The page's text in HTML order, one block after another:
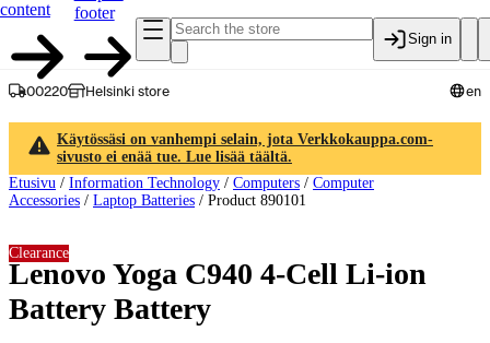
content
footer
Sign in
00220 Helsinki store en
Käytössäsi on vanhempi selain, jota Verkkokauppa.com-
sivusto ei enää tue. Lue lisää täältä.
Etusivu / Information Technology / Computers / Computer
Accessories / Laptop Batteries / Product 890101
Lenovo Yoga C940 4-Cell Li-ion
Battery Battery
Clearance